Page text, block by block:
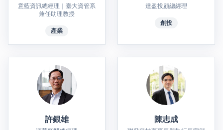
意藍資訊總經理｜臺大資管系
兼任助理教授
產業
達盈投顧總經理
創投
許銀雄 陳志成